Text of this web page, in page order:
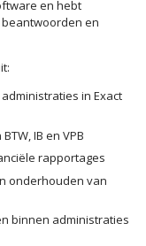
en hebt
en
in Exact
IB en VPB
rapportages
onderhouden van
binnen administraties